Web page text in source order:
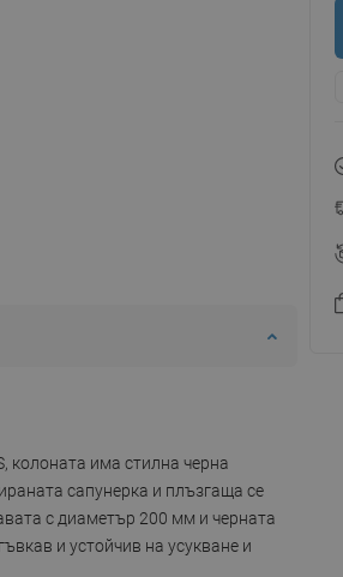
колоната има стилна черна
сапунерка и плъзгаща се
с диаметър 200 мм и черната
и устойчив на усукване и